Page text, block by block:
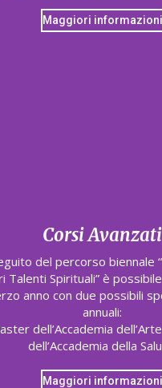
Maggiori informazioni
Corsi Avanzati
del percorso biennale
Talenti Spirituali” è possibile
anno con due possibili
annuali:
dell’Accademia
dell’Accademia della
Maggiori informazioni